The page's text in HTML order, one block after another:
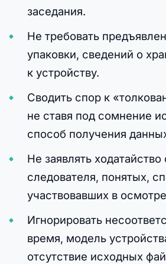
заседания.
Не требовать
упаковки, сведений о
к устройству.
Сводить спор к
не ставя под сомнение
способ получения
Не заявлять ходатайство
следователя, понятых,
участвовавших в
Игнорировать
время, модель
отсутствие исходных